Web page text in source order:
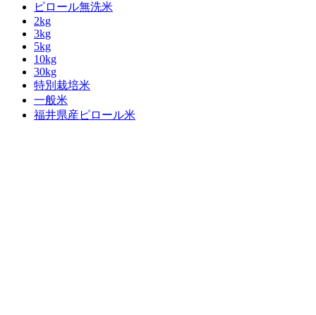
ピロール無洗米
2kg
3kg
5kg
10kg
30kg
特別栽培米
一般米
福井県産ピロール米